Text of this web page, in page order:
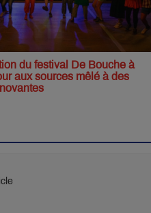
du festival De Bouche à
aux sources mêlé à des